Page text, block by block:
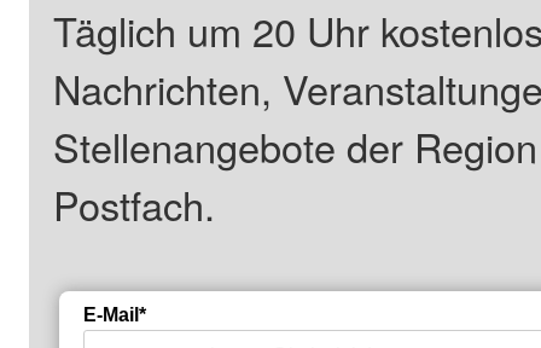
Täglich um 20 Uhr
Nachrichten,
Stellenangebote der
Postfach.
E-Mail*